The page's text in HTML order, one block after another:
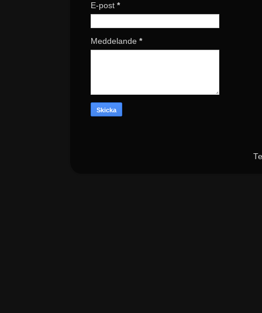
E-post *
Meddelande *